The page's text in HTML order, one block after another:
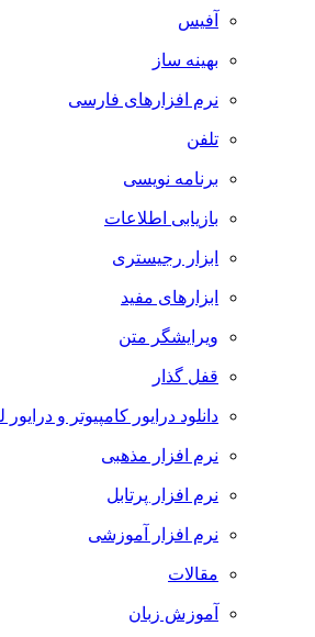
آفیس
بهینه ساز
نرم افزارهای فارسی
تلفن
برنامه نویسی
بازیابی اطلاعات
ابزار رجیستری
ابزارهای مفید
ویرایشگر متن
قفل گذار
دانلود درایور کامپیوتر و درایور لپ تاپ
نرم افزار مذهبی
نرم افزار پرتابل
نرم افزار آموزشی
مقالات
آموزش زبان